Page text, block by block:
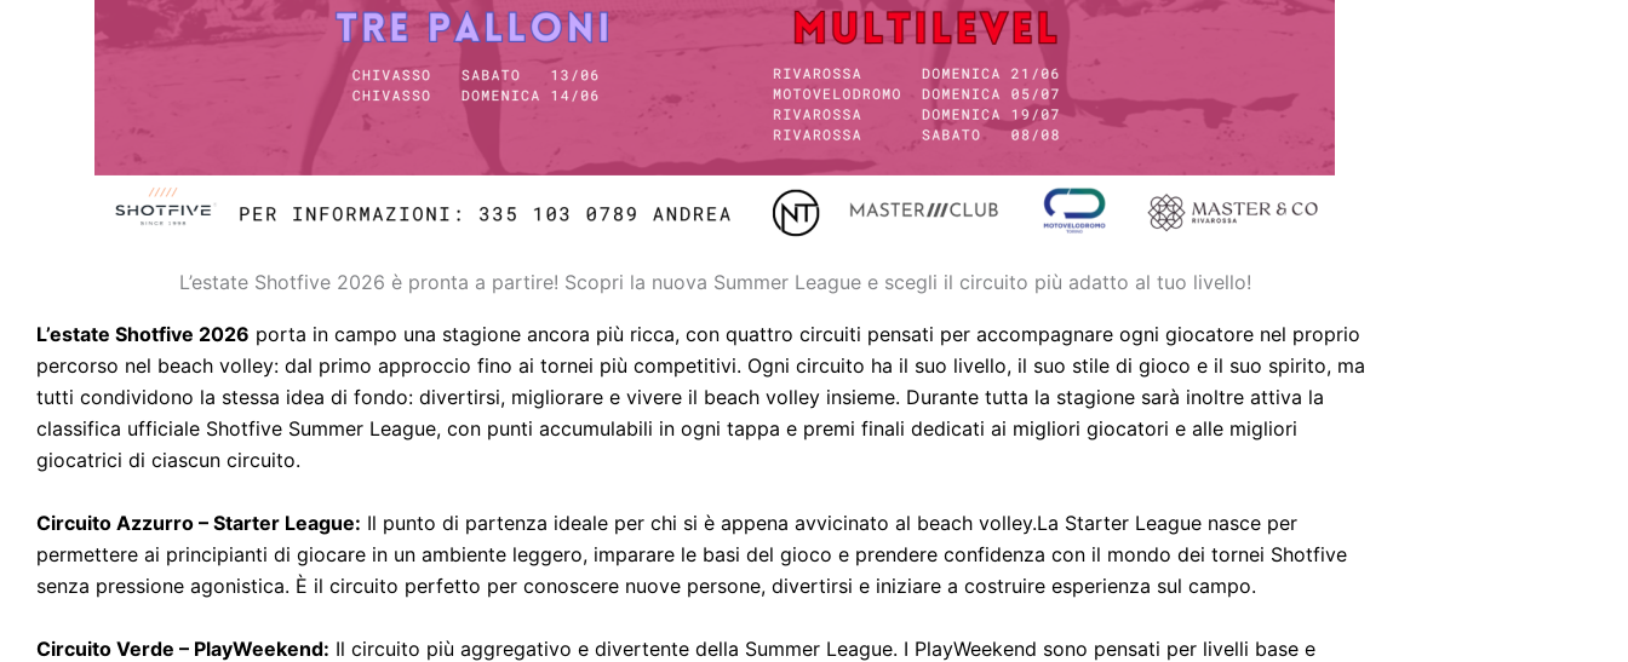
L’estate Shotfive 2026 è pronta a partire! Scopri la nuova Summer League e scegli il circuito più adatto al tuo livello!
L’estate Shotfive 2026 porta in campo una stagione ancora più ricca, con quattro circuiti pensati per accompagnare ogni giocatore nel proprio
percorso nel beach volley: dal primo approccio fino ai tornei più competitivi. Ogni circuito ha il suo livello, il suo stile di gioco e il suo spirito, ma
tutti condividono la stessa idea di fondo: divertirsi, migliorare e vivere il beach volley insieme. Durante tutta la stagione sarà inoltre attiva la
classifica ufficiale Shotfive Summer League, con punti accumulabili in ogni tappa e premi finali dedicati ai migliori giocatori e alle migliori
giocatrici di ciascun circuito.
Circuito Azzurro – Starter League: Il punto di partenza ideale per chi si è appena avvicinato al beach volley.La Starter League nasce per
permettere ai principianti di giocare in un ambiente leggero, imparare le basi del gioco e prendere confidenza con il mondo dei tornei Shotfive
senza pressione agonistica. È il circuito perfetto per conoscere nuove persone, divertirsi e iniziare a costruire esperienza sul campo.
Circuito Verde – PlayWeekend: Il circuito più aggregativo e divertente della Summer League. I PlayWeekend sono pensati per livelli base e